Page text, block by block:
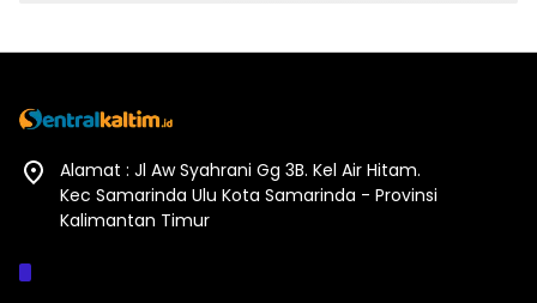
Alamat : Jl Aw Syahrani Gg 3B. Kel Air Hitam.
Kec Samarinda Ulu Kota Samarinda - Provinsi
Kalimantan Timur